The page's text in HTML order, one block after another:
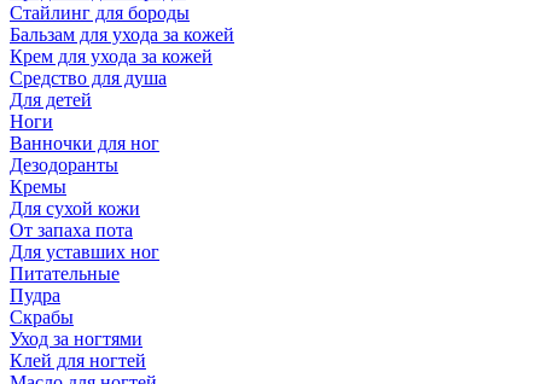
Стайлинг для бороды
Бальзам для ухода за кожей
Крем для ухода за кожей
Средство для душа
Для детей
Ноги
Ванночки для ног
Дезодоранты
Кремы
Для сухой кожи
От запаха пота
Для уставших ног
Питательные
Пудра
Скрабы
Уход за ногтями
Клей для ногтей